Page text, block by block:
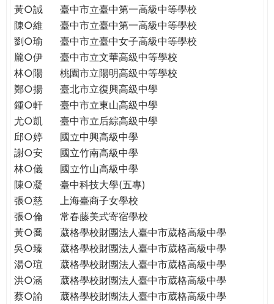
格。
民。
WAGOR
TODAY
THE
WORLD
TOMORROW
PUTTING
r
e
黃○誠
臺中市立臺中第一高級中等學校
陳○維
臺中市立臺中第一高級中等學校
劉○瑜
臺中市立臺中女子高級中等學校
龎○伊
臺中市立文華高級中等學校
林○陽
桃園市立陽明高級中等學校
鄭○揚
臺北市立復興高級中學
鍾○軒
臺中市立東山高級中學
尤○凱
臺中市立后綜高級中學
邱○婷
國立中興高級中學
謝○安
國立竹南高級中學
林○儀
國立竹山高級中學
陳○凝
臺中科技大學(五專)
張○慈
上海臺商子女學校
張○倫
常春藤美式寄宿學校
黃○喬
葳格學校財團法人臺中市葳格高級中學
吳○臻
葳格學校財團法人臺中市葳格高級中學
湯○瑄
葳格學校財團法人臺中市葳格高級中學
洪○涵
葳格學校財團法人臺中市葳格高級中學
蔡○諭
葳格學校財團法人臺中市葳格高級中學